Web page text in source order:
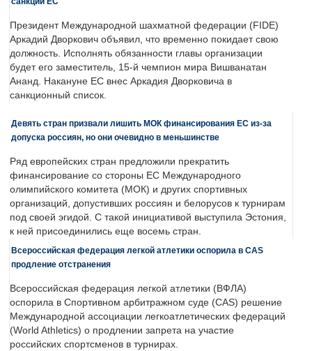
Президент Международной шахматной федерации (FIDE)
Аркадий Дворкович объявил, что временно покидает свою
должность. Исполнять обязанности главы организации
будет его заместитель, 15-й чемпион мира Вишванатан
Ананд. Накануне ЕС внес Аркадия Дворковича в
санкционный список.
Девять стран призвали лишить МОК финансирования ЕС из-за
допуска россиян, но они очевидно в меньшинстве
Ряд европейских стран предложили прекратить
финансирование со стороны ЕС Международного
олимпийского комитета (МОК) и других спортивных
организаций, допустивших россиян и белорусов к турнирам
под своей эгидой. С такой инициативой выступила Эстония,
к ней присоединились еще восемь стран.
Всероссийская федерация легкой атлетики оспорила в CAS
продление отстранения
Всероссийская федерация легкой атлетики (ВФЛА)
оспорила в Спортивном арбитражном суде (CAS) решение
Международной ассоциации легкоатлетических федераций
(World Athletics) о продлении запрета на участие
российских спортсменов в турнирах.